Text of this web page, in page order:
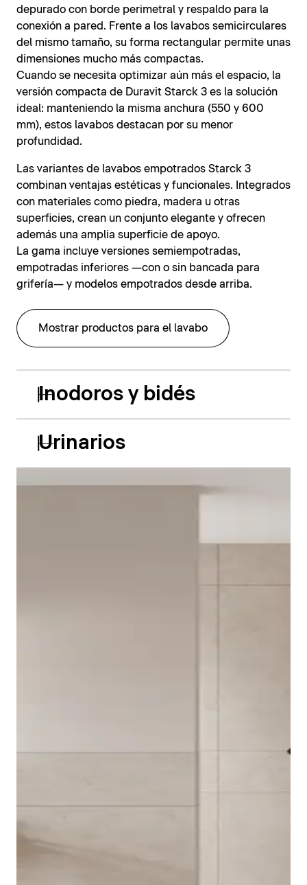
depurado con borde perimetral y respaldo para la
conexión a pared. Frente a los lavabos semicirculares
del mismo tamaño, su forma rectangular permite unas
dimensiones mucho más compactas.
Cuando se necesita optimizar aún más el espacio, la
versión compacta de Duravit Starck 3 es la solución
ideal: manteniendo la misma anchura (550 y 600
mm), estos lavabos destacan por su menor
profundidad.
Las variantes de lavabos empotrados Starck 3
combinan ventajas estéticas y funcionales. Integrados
con materiales como piedra, madera u otras
superficies, crean un conjunto elegante y ofrecen
además una amplia superficie de apoyo.
La gama incluye versiones semiempotradas,
empotradas inferiores —con o sin bancada para
grifería— y modelos empotrados desde arriba.
Mostrar productos para el lavabo
Inodoros y bidés
Urinarios